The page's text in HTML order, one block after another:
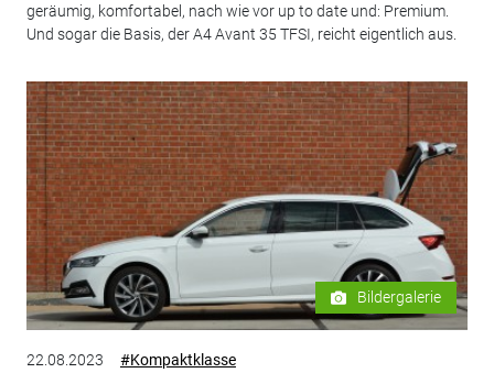
geräumig, komfortabel, nach wie vor up to date und: Premium.
Und sogar die Basis, der A4 Avant 35 TFSI, reicht eigentlich aus.
Bildergalerie
22.08.2023 #Kompaktklasse